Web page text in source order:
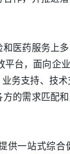
医药服务上
台，面向企
务支持、技
的需求匹配
供一站式综